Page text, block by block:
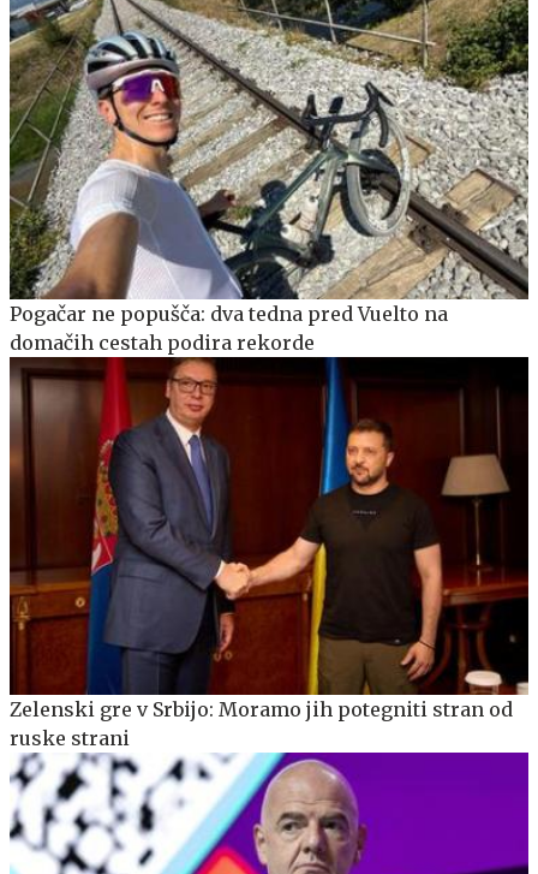
Pogačar ne popušča: dva tedna pred Vuelto na
domačih cestah podira rekorde
Zelenski gre v Srbijo: Moramo jih potegniti stran od
ruske strani